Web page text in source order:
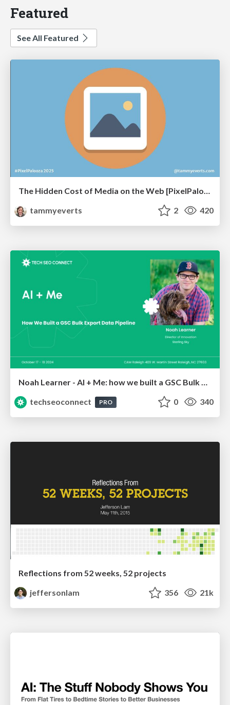
Featured
See All Featured
The Hidden Cost of Media on the Web [PixelPalooza 2025]
tammyeverts
2 420
Noah Learner - AI + Me: how we built a GSC Bulk Export data pipeline
techseoconnect
PRO 0 340
Reflections from 52 weeks, 52 projects
jeffersonlam
356 21k